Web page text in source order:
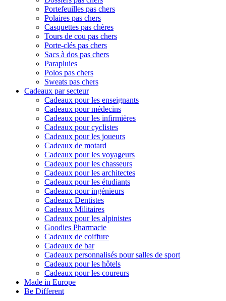
Portefeuilles pas chers
Polaires pas chers
Casquettes pas chères
Tours de cou pas chers
Porte-clés pas chers
Sacs à dos pas chers
Parapluies
Polos pas chers
Sweats pas chers
Cadeaux par secteur
Cadeaux pour les enseignants
Cadeaux pour médecins
Cadeaux pour les infirmières
Cadeaux pour cyclistes
Cadeaux pour les joueurs
Cadeaux de motard
Cadeaux pour les voyageurs
Cadeaux pour les chasseurs
Cadeaux pour les architectes
Cadeaux pour les étudiants
Cadeaux pour ingénieurs
Cadeaux Dentistes
Cadeaux Militaires
Cadeaux pour les alpinistes
Goodies Pharmacie
Cadeaux de coiffure
Cadeaux de bar
Cadeaux personnalisés pour salles de sport
Cadeaux pour les hôtels
Cadeaux pour les coureurs
Made in Europe
Be Different